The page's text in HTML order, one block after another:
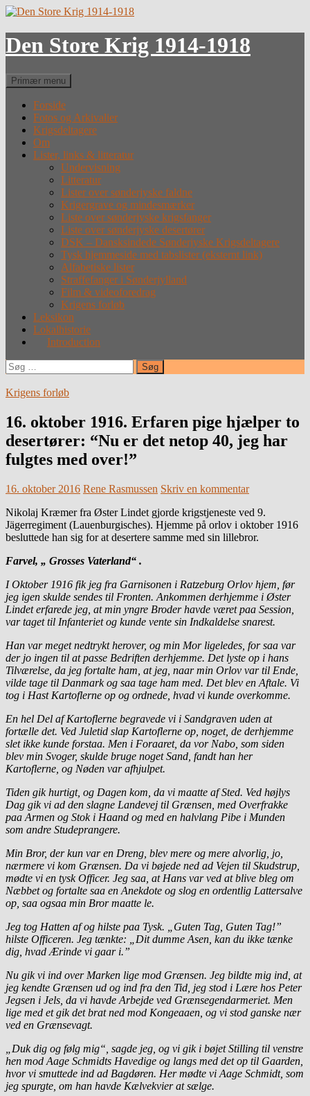
Hop
indhold
Den Store Krig 1914-1918
Søg
Primær menu
Forside
Fotos og Arkivalier
Krigsdeltagere
Om
Lister, links & litteratur
Undervisning
Litteratur
Lister over sønderjyske faldne
Krigergrave og mindesmærker
Liste over sønderjyske krigsfanger
Liste over sønderjyske desertører
DSK – Dansksindede Sønderjyske Krigsdeltagere
Tysk hjemmeside med tabslister (eksternt link)
Alfabetiske lister
Straffefanger i Sønderjylland
Film & videoforedrag
Krigens forløb
Leksikon
Lokalhistorie
Introduction
Søg
efter:
Krigens forløb
16. oktober 1916. Erfaren pige hjælper to
desertører: “Nu er det netop 40, jeg har
fulgtes med over!”
16. oktober 2016 Rene Rasmussen Skriv en kommentar
Nikolaj Kræmer fra Øster Lindet gjorde krigstjeneste ved 9.
Jägerregiment (Lauenburgisches). Hjemme på orlov i oktober 1916
besluttede han sig for at desertere samme med sin lillebror.
Farvel, „ Grosses Vaterland“ .
I Oktober 1916 fik jeg fra Garnisonen i Ratzeburg Orlov hjem, før
jeg igen skulde sendes til Fronten. Ankommen derhjemme i Øster
Lindet erfarede jeg, at min yngre Broder havde været paa Session,
var taget til Infanteriet og kunde vente sin Indkaldelse snarest.
Han var meget nedtrykt herover, og min Mor ligeledes, for saa var
der jo ingen til at passe Bedriften derhjemme. Det lyste op i hans
Tilværelse, da jeg fortalte ham, at jeg, naar min Orlov var til Ende,
vilde tage til Danmark og saa tage ham med. Det blev en Aftale. Vi
tog i Hast Kartoflerne op og ordnede, hvad vi kunde overkomme.
En hel Del af Kartoflerne begravede vi i Sandgraven uden at
fortælle det. Ved Juletid slap Kartoflerne op, noget, de derhjemme
slet ikke kunde forstaa. Men i Foraaret, da vor Nabo, som siden
blev min Svoger, skulde bruge noget Sand, fandt han her
Kartoflerne, og Nøden var afhjulpet.
Tiden gik hurtigt, og Dagen kom, da vi maatte af Sted. Ved højlys
Dag gik vi ad den slagne Landevej til Grænsen, med Overfrakke
paa Armen og Stok i Haand og med en halvlang Pibe i Munden
som andre Studeprangere.
Min Bror, der kun var en Dreng, blev mere og mere alvorlig, jo,
nærmere vi kom Grænsen. Da vi bøjede ned ad Vejen til Skudstrup,
mødte vi en tysk Officer. Jeg saa, at Hans var ved at blive bleg om
Næbbet og fortalte saa en Anekdote og slog en ordentlig Lattersalve
op, saa ogsaa min Bror maatte le.
Jeg tog Hatten af og hilste paa Tysk. „Guten Tag, Guten Tag!”
hilste Officeren. Jeg tænkte: „Dit dumme Asen, kan du ikke tænke
dig, hvad Ærinde vi gaar i.”
Nu gik vi ind over Marken lige mod Grænsen. Jeg bildte mig ind, at
jeg kendte Grænsen ud og ind fra den Tid, jeg stod i Lære hos Peter
Jegsen i Jels, da vi havde Arbejde ved Grænsegendarmeriet. Men
lige med et gik det brat ned mod Kongeaaen, og vi stod ganske nær
ved en Grænsevagt.
„Duk dig og følg mig“, sagde jeg, og vi gik i bøjet Stilling til venstre
hen mod Aage Schmidts Havedige og langs med det op til Gaarden,
hvor vi smuttede ind ad Bagdøren. Her mødte vi Aage Schmidt, som
jeg spurgte, om han havde Kælvekvier at sælge.